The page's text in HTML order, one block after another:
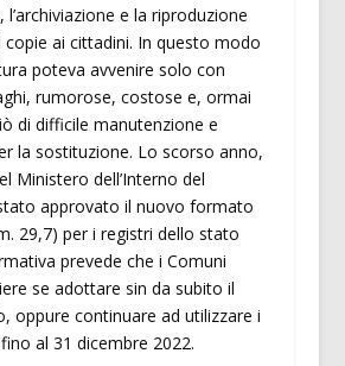
e la riproduzione
copie ai cittadini. In questo modo
poteva avvenire solo con
rumorose, costose e, ormai
di difficile manutenzione e
la sostituzione. Lo scorso anno,
Ministero dell’Interno del
approvato il nuovo formato
29,7) per i registri dello stato
prevede che i Comuni
se adottare sin da subito il
oppure continuare ad utilizzare i
al 31 dicembre 2022.